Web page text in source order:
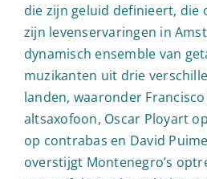
die zijn geluid definieert, die
zijn levenservaringen in
dynamisch ensemble van
muzikanten uit drie
landen, waaronder
altsaxofoon, Oscar Ployart
op contrabas en David
overstijgt Montenegro’s